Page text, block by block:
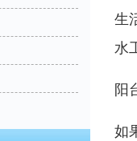
生
水
阳
如